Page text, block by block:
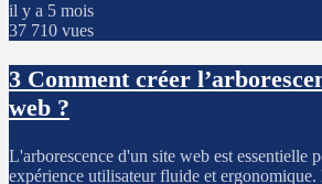
il y a 5 mois
37 710 vues
3 Comment créer
web ?
L'arborescence d'un site web est essentielle
expérience utilisateur fluide et